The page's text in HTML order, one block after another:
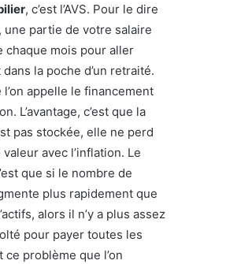
, c’est l’AVS. Pour le dire
une partie de votre salaire
chaque mois pour aller
la poche d’un retraité.
l’on appelle le financement
L’avantage, c’est que la
pas stockée, elle ne perd
avec l’inflation. Le
que si le nombre de
plus rapidement que
alors il n’y a plus assez
pour payer toutes les
ce problème que l’on